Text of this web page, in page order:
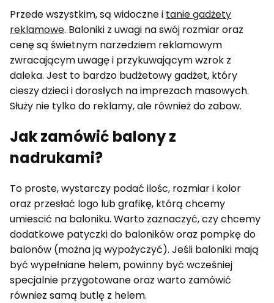
Przede wszystkim, są widoczne i tanie gadżety
reklamowe. Baloniki z uwagi na swój rozmiar oraz
cenę są świetnym narzedziem reklamowym
zwracającym uwagę i przykuwającym wzrok z
daleka. Jest to bardzo budżetowy gadżet, który
cieszy dzieci i dorosłych na imprezach masowych.
Służy nie tylko do reklamy, ale również do zabaw.
Jak zamówić balony z
nadrukami?
To proste, wystarczy podać ilośc, rozmiar i kolor
oraz przesłać logo lub grafikę, którą chcemy
umiescić na baloniku. Warto zaznaczyć, czy chcemy
dodatkowe patyczki do baloników oraz pompkę do
balonów (można ją wypożyczyć). Jeśli baloniki mają
być wypełniane helem, powinny być wcześniej
specjalnie przygotowane oraz warto zamówić
równiez samą butlę z helem.